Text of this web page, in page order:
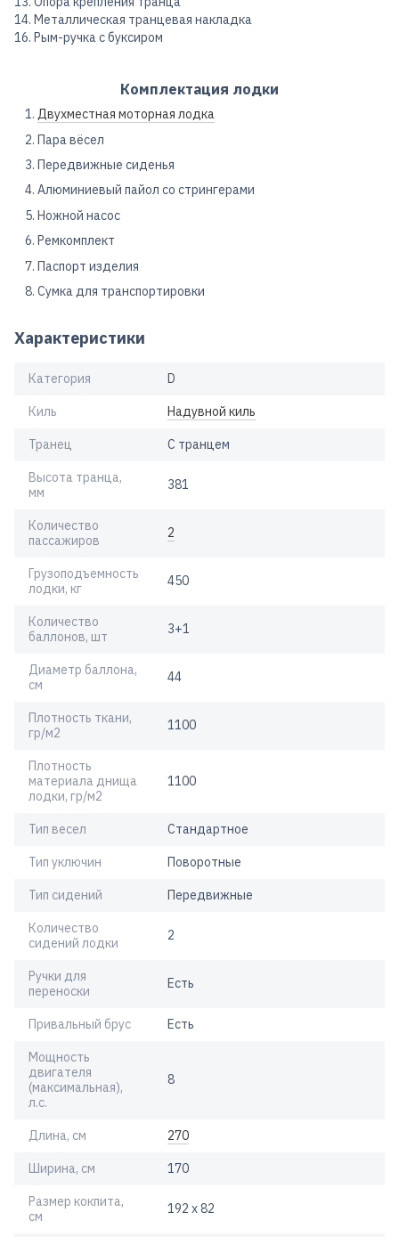
14. Металлическая транцевая накладка
16. Рым-ручка с буксиром
Комплектация лодки
Двухместная моторная лодка
Пара вёсел
Передвижные сиденья
Алюминиевый пайол со стрингерами
Ножной насос
Ремкомплект
Паспорт изделия
Сумка для транспортировки
Характеристики
Категория D
Киль Надувной киль
Транец С транцем
Высота транца,
мм
381
Количество
пассажиров
2
Грузоподъемность
лодки, кг
450
Количество
баллонов, шт
3+1
Диаметр баллона,
см
44
Плотность ткани,
гр/м2
1100
Плотность
материала днища
лодки, гр/м2
1100
Тип весел Стандартное
Тип уключин Поворотные
Тип сидений Передвижные
Количество
сидений лодки
2
Ручки для
переноски
Есть
Привальный брус Есть
Мощность
двигателя
(максимальная),
л.с.
8
Длина, см 270
Ширина, см 170
Размер кокпита,
см
192 х 82